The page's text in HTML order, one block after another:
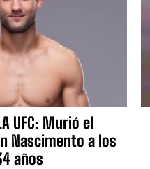
UFC: Murió el
Nascimento a los
años